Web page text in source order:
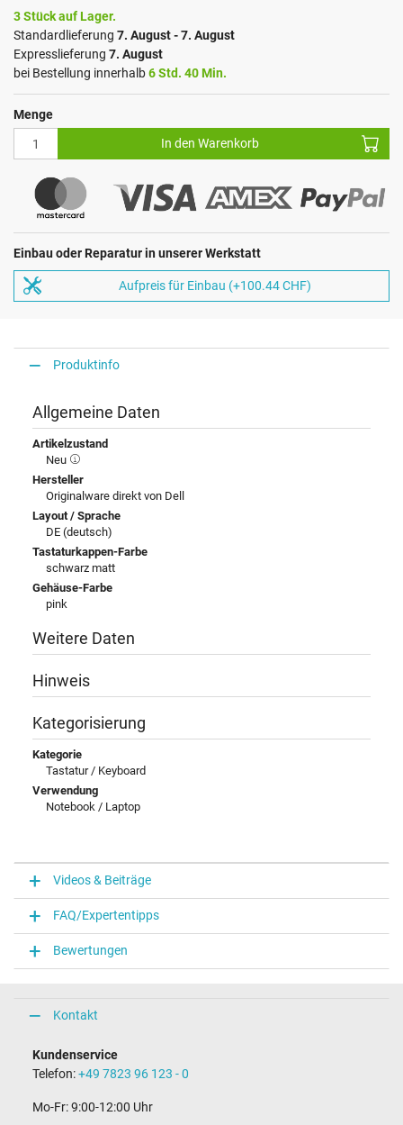
3 Stück auf Lager.
Standardlieferung 7. August - 7. August
Expresslieferung 7. August
bei Bestellung innerhalb6 Std. 40 Min.
Menge
In den Warenkorb
Einbau oder Reparatur in unserer Werkstatt
Aufpreis für Einbau (+100.44 CHF)
Produktinfo
Allgemeine Daten
Artikelzustand
Neu
Hersteller
Originalware direkt von Dell
Layout / Sprache
DE (deutsch)
Tastaturkappen-Farbe
schwarz matt
Gehäuse-Farbe
pink
Weitere Daten
Hinweis
Kategorisierung
Kategorie
Tastatur / Keyboard
Verwendung
Notebook / Laptop
Videos & Beiträge
FAQ/Expertentipps
Bewertungen
Kontakt
Kundenservice
Telefon:+49 7823 96 123 - 0
Mo-Fr: 9:00-12:00 Uhr